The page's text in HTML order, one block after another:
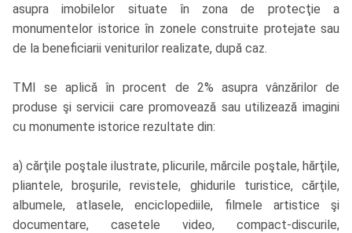
asupra imobilelor situate în zona de protecţie a
monumentelor istorice în zonele construite protejate sau
de la beneficiarii veniturilor realizate, după caz.
TMI se aplică în procent de 2% asupra vânzărilor de
produse şi servicii care promovează sau utilizează imagini
cu monumente istorice rezultate din:
a) cărţile poştale ilustrate, plicurile, mărcile poştale, hărţile,
pliantele, broşurile, revistele, ghidurile turistice, cărţile,
albumele, atlasele, enciclopediile, filmele artistice şi
documentare, casetele video, compact-discurile,